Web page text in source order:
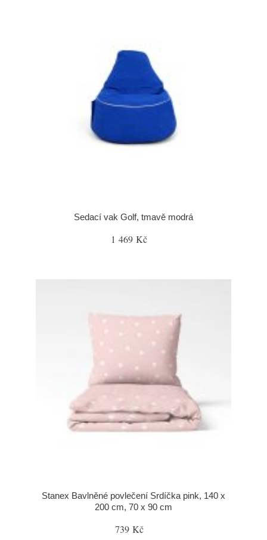
Sedací vak Golf, tmavě modrá
1 469 Kč
Stanex Bavlněné povlečení Srdíčka pink, 140 x
200 cm, 70 x 90 cm
739 Kč